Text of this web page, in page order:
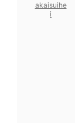
akaisuihe
i